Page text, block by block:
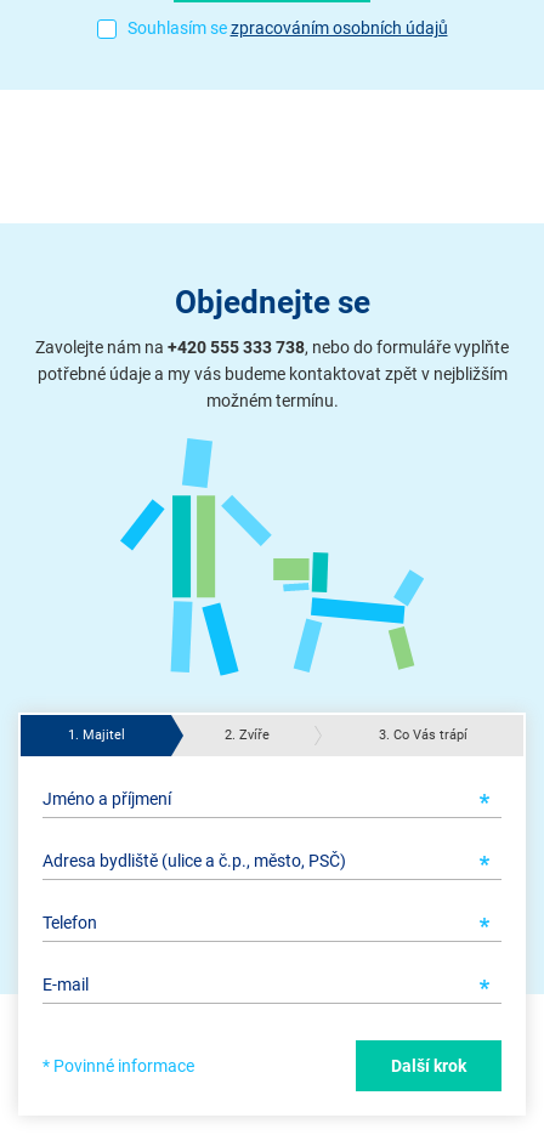
Souhlasím sezpracováním osobních údajů
Objednejte se
Zavolejte nám na +420 555 333 738, nebo do formuláře vyplňte
potřebné údaje a my vás budeme kontaktovat zpět v nejbližším
možném termínu.
1. Majitel 2. Zvíře 3. Co Vás trápí
* Povinné informace Další krok